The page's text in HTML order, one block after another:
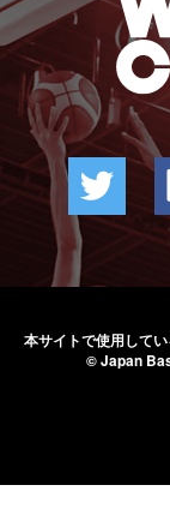
本サイトで使用して
© Japan